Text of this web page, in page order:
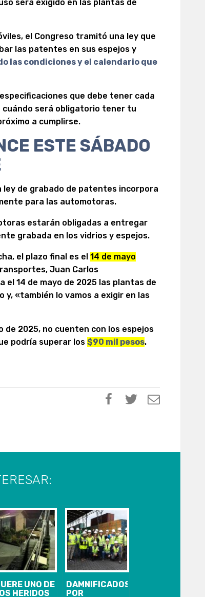
será exigido en las plantas de
el Congreso tramitó una ley que
las patentes en sus espejos y
las condiciones y el calendario que
que debe tener cada
será obligatorio tener tu
a cumplirse.
ESTE SÁBADO
ley de grabado de patentes incorpora
para las automotoras.
estarán obligadas a entregar
grabada en los vidrios y espejos.
el plazo final es el14 de mayo
Juan Carlos
el 14 de mayo de 2025 las plantas de
y, «también lo vamos a exigir en las
de 2025, no cuenten con los espejos
podría superar los$90 mil pesos.
UNO DE
HERIDOS
DAMNIFICADOS
POR